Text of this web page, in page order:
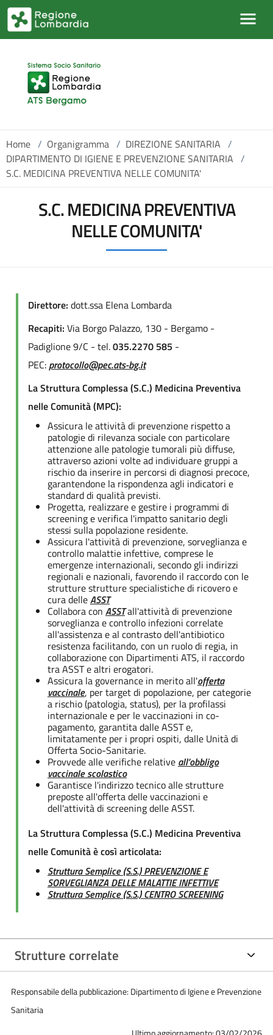
Salta al contenuto principale
Home / Organigramma / DIREZIONE SANITARIA /
DIPARTIMENTO DI IGIENE E PREVENZIONE SANITARIA /
S.C. MEDICINA PREVENTIVA NELLE COMUNITA'
S.C. MEDICINA PREVENTIVA
NELLE COMUNITA'
Direttore: dott.ssa Elena Lombarda
Recapiti: Via Borgo Palazzo, 130 - Bergamo -
Padiglione 9/C - tel.035.2270 585 -
PEC: protocollo@pec.ats-bg.it
La Struttura Complessa (S.C.) Medicina Preventiva
nelle Comunità (MPC):
Assicura le attività di prevenzione rispetto a
patologie di rilevanza sociale con particolare
attenzione alle patologie tumorali più diffuse,
attraverso azioni volte ad individuare gruppi a
rischio da inserire in percorsi di diagnosi precoce,
garantendone la rispondenza agli indicatori e
standard di qualità previsti.
Progetta, realizzare e gestire i programmi di
screening e verifica l'impatto sanitario degli
stessi sulla popolazione residente.
Assicura l'attività di prevenzione, sorveglianza e
controllo malattie infettive, comprese le
emergenze internazionali, secondo gli indirizzi
regionali e nazionali, favorendo il raccordo con le
strutture strutture specialistiche di ricovero e
cura delleASST
Collabora con ASSTall'attività di prevenzione
sorveglianza e controllo infezioni correlate
all'assistenza e al contrasto dell'antibiotico
resistenza facilitando, con un ruolo di regia, in
collaborazione con Dipartimenti ATS, il raccordo
tra ASST e altri erogatori.
Assicura la governance in merito all'offerta
vaccinale, per target di popolazione, per categorie
a rischio (patologia, status), per la profilassi
internazionale e per le vaccinazioni in co-
pagamento, garantita dalle ASST e,
limitatamente per i propri ospiti, dalle Unità di
Offerta Socio-Sanitarie.
Provvede alle verifiche relative all’obbligo
vaccinale scolastico
Garantisce l'indirizzo tecnico alle strutture
preposte all'offerta delle vaccinazioni e
dell'attività di screening delle ASST.
La Struttura Complessa (S.C.) Medicina Preventiva
nelle Comunità è così articolata:
Struttura Semplice (S.S.) PREVENZIONE E
SORVEGLIANZA DELLE MALATTIE INFETTIVE
Struttura Semplice (S.S.) CENTRO SCREENING
Strutture correlate
Responsabile della pubblicazione: Dipartimento di Igiene e Prevenzione
Sanitaria